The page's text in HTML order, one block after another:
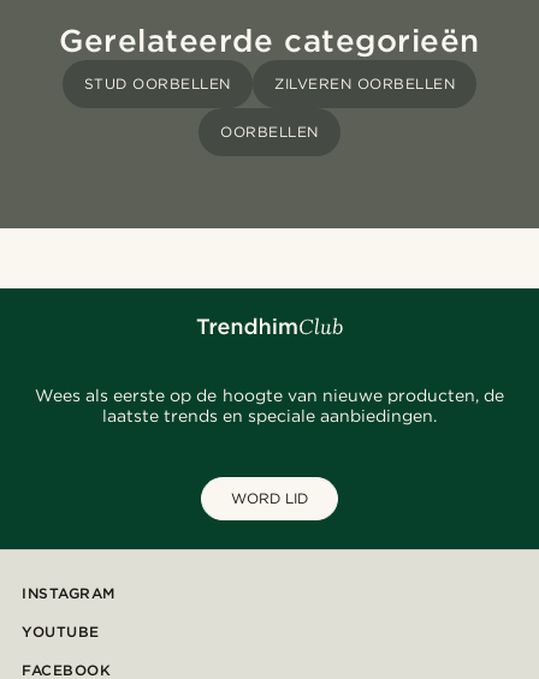
Gerelateerde categorieën
STUD OORBELLEN ZILVEREN OORBELLEN
OORBELLEN
Wees als eerste op de hoogte van nieuwe producten, de
laatste trends en speciale aanbiedingen.
WORD LID
INSTAGRAM
YOUTUBE
FACEBOOK